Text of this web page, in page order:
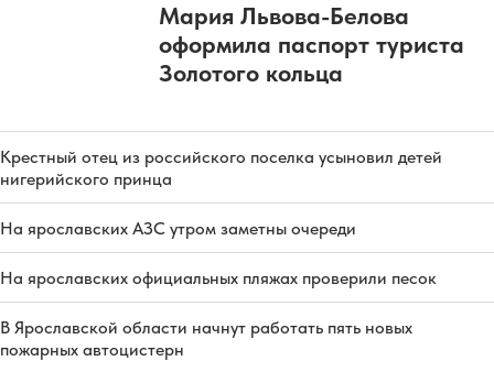
Мария Львова-Белова
оформила паспорт туриста
Золотого кольца
Крестный отец из российского поселка усыновил детей
нигерийского принца
На ярославских АЗС утром заметны очереди
На ярославских официальных пляжах проверили песок
В Ярославской области начнут работать пять новых
пожарных автоцистерн